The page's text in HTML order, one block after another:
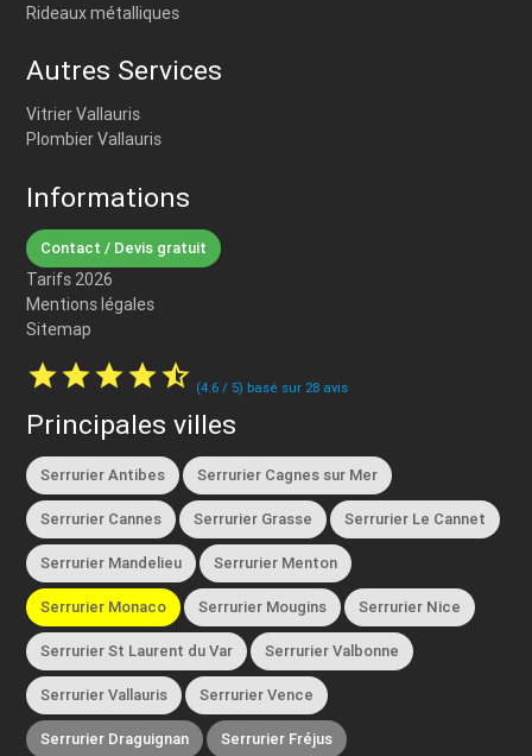
Rideaux métalliques
Autres Services
Vitrier Vallauris
Plombier Vallauris
Informations
Contact / Devis gratuit
Tarifs 2026
Mentions légales
Sitemap
starstarstarstarstar_half (4.6 / 5) basé sur 28 avis
Principales villes
Serrurier Antibes Serrurier Cagnes sur Mer
Serrurier Cannes Serrurier Grasse Serrurier Le Cannet
Serrurier Mandelieu Serrurier Menton
Serrurier Monaco Serrurier Mougins Serrurier Nice
Serrurier St Laurent du Var Serrurier Valbonne
Serrurier Vallauris Serrurier Vence
Serrurier Draguignan Serrurier Fréjus